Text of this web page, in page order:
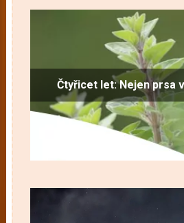
Čtyřicet let: Nejen prsa